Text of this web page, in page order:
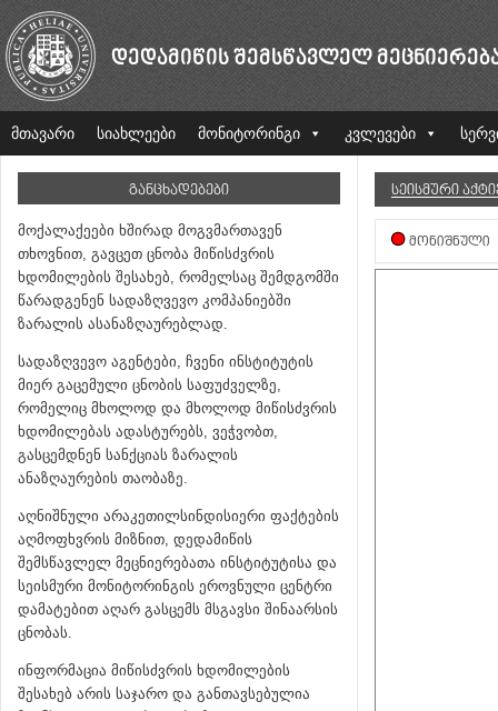
ᲓᲔᲓᲐᲛᲘᲬᲘᲡ ᲨᲔᲛᲡᲬᲐᲕᲚᲔᲚ
მთავარი სიახლეები მონიტორინგი კვლევები
ᲒᲐᲜᲪᲮᲐᲓᲔᲑᲔᲑᲘ
მოქალაქეები ხშირად მოგვმართავენ
თხოვნით, გავცეთ ცნობა მიწისძვრის
ხდომილების შესახებ, რომელსაც შემდგომში
წარადგენენ სადაზღვევო კომპანიებში
ზარალის ასანაზღაურებლად.
სადაზღვევო აგენტები, ჩვენი ინსტიტუტის
მიერ გაცემული ცნობის საფუძველზე,
რომელიც მხოლოდ და მხოლოდ მიწისძვრის
ხდომილებას ადასტურებს, ვეჭვობთ,
გასცემდნენ სანქციას ზარალის
ანაზღაურების თაობაზე.
აღნიშნული არაკეთილსინდისიერი ფაქტების
აღმოფხვრის მიზნით, დედამიწის
შემსწავლელ მეცნიერებათა ინსტიტუტისა და
სეისმური მონიტორინგის ეროვნული ცენტრი
დამატებით აღარ გასცემს მსგავსი შინაარსის
ცნობას.
ინფორმაცია მიწისძვრის ხდომილების
შესახებ არის საჯარო და განთავსებულია
ᲡᲔᲘᲡᲛᲣᲠᲘ
ᲛᲝᲜᲘᲨᲜᲣᲚᲘ